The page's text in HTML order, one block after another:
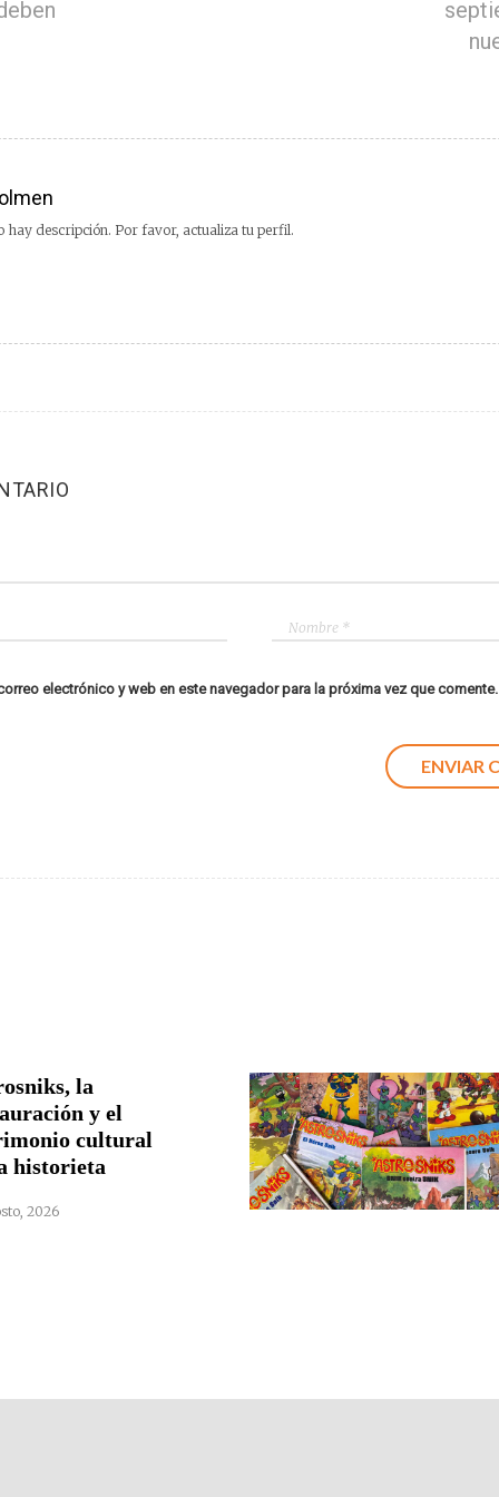
hay descripción. Por favor, actualiza tu perfil.
electrónico y web en este navegador para la próxima vez que comente.
la
y el
cultural
historieta
2026